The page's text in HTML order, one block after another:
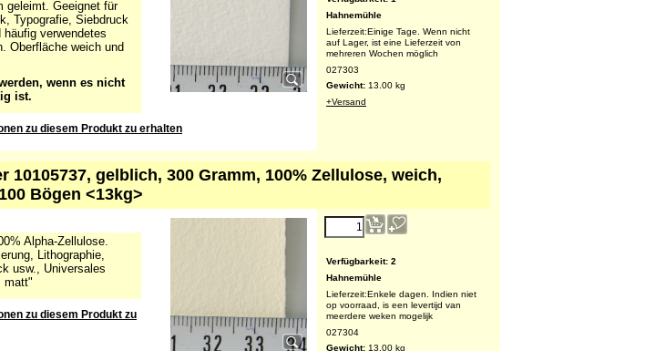
(exkl. MWSt.)
Verfügbarkeit
Hahnemühle
Lieferzeit:
+Versand
Alpha-Zellulose. Auf
Leicht im Stoff mit
Geeignet für
Typografie, Siebdruck
verwendetes
Oberfläche weich und
wenn es nicht
ist.
10105737, gelblich, 300 Gramm, 100% Zellulose, weich,
€ 215.25
Verfügbarkeit: 2
Hahnemühle
Lieferzeit: Enkele dagen. Indien niet
Alpha-Zellulose.
Lithographie,
usw., Universales
matt"